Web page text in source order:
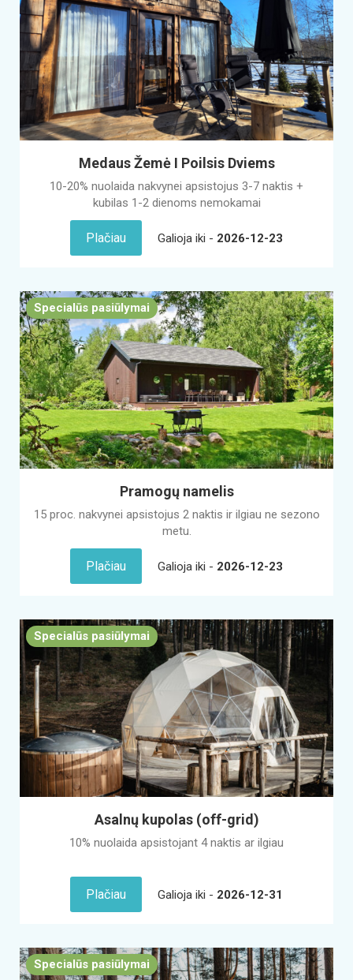
Medaus Žemė I Poilsis Dviems
10-20% nuolaida nakvynei apsistojus 3-7 naktis +
kubilas 1-2 dienoms nemokamai
Plačiau Galioja iki - 2026-12-23
Specialūs pasiūlymai
Pramogų namelis
15 proc. nakvynei apsistojus 2 naktis ir ilgiau ne sezono
metu.
Plačiau Galioja iki - 2026-12-23
Specialūs pasiūlymai
Asalnų kupolas (off-grid)
10% nuolaida apsistojant 4 naktis ar ilgiau
Plačiau Galioja iki - 2026-12-31
Specialūs pasiūlymai